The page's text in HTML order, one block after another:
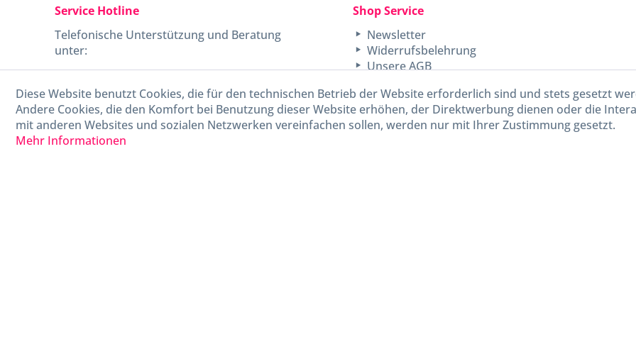
Service Hotline
Telefonische Unterstützung und Beratung
unter:
040-880 99 770
Mo-Fr, 09:00 - 15:00 Uhr
Shop Service
Newsletter
Widerrufsbelehrung
Unsere AGB
Diese Website benutzt Cookies, die für den technischen Betrieb der Website erforderlich sind und stets gesetzt
Andere Cookies, die den Komfort bei Benutzung dieser Website erhöhen, der Direktwerbung dienen oder die
mit anderen Websites und sozialen Netzwerken vereinfachen sollen, werden nur mit Ihrer Zustimmung gesetzt.
Mehr Informationen